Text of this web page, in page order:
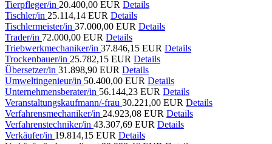
Tierpfleger/in 20.400,00 EUR Details
Tischler/in 25.114,14 EUR Details
Tischlermeister/in 37.000,00 EUR Details
Trader/in 72.000,00 EUR Details
Triebwerkmechaniker/in 37.846,15 EUR Details
Trockenbauer/in 25.782,15 EUR Details
Übersetzer/in 31.898,90 EUR Details
Umweltingenieur/in 50.400,00 EUR Details
Unternehmensberater/in 56.144,23 EUR Details
Veranstaltungskaufmann/-frau 30.221,00 EUR Details
Verfahrensmechaniker/in 24.923,08 EUR Details
Verfahrenstechniker/in 43.307,69 EUR Details
Verkäufer/in 19.814,15 EUR Details